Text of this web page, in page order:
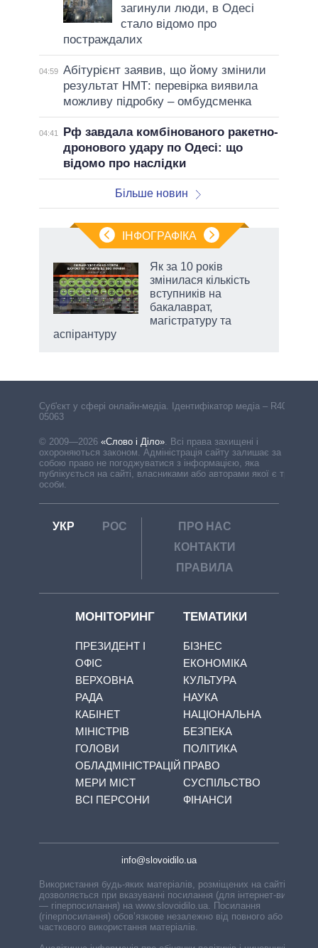
загинули люди, в Одесі
стало відомо про
постраждалих
04:59 Абітурієнт заявив, що йому змінили
результат НМТ: перевірка виявила
можливу підробку – омбудсменка
04:41
Рф завдала комбінованого ракетно-
дронового удару по Одесі: що
відомо про наслідки
Більше новин
ІНФОГРАФІКА
Як за 10 років
змінилася кількість
вступників на
бакалаврат,
магістратуру та
аспірантуру
Cуб'єкт у сфері онлайн-медіа. Ідентифікатор медіа – R40-
05063
© 2009—2026 «Слово і Діло» Всі права захищені і
охороняються законом. Адміністрація сайту залишає за
собою право не погоджуватися з інформацією, яка
публікується на сайті, власниками або авторами якої є треті
особи.
УКР РОС
ПРО НАС
КОНТАКТИ
ПРАВИЛА
МОНІТОРИНГ
ПРЕЗИДЕНТ І
ОФІС
ВЕРХОВНА
РАДА
КАБІНЕТ
МІНІСТРІВ
ГОЛОВИ
ОБЛАДМІНІСТРАЦІЙ
МЕРИ МІСТ
ВСІ ПЕРСОНИ
ТЕМАТИКИ
БІЗНЕС
ЕКОНОМІКА
КУЛЬТУРА
НАУКА
НАЦІОНАЛЬНА
БЕЗПЕКА
ПОЛІТИКА
ПРАВО
СУСПІЛЬСТВО
ФІНАНСИ
info@slovoidilo.ua
Використання будь-яких матеріалів, розміщених на сайті,
дозволяється при вказуванні посилання (для інтернет-видань
— гіперпосилання) на www.slovoidilo.ua. Посилання
(гіперпосилання) обов’язкове незалежно від повного або
часткового використання матеріалів.